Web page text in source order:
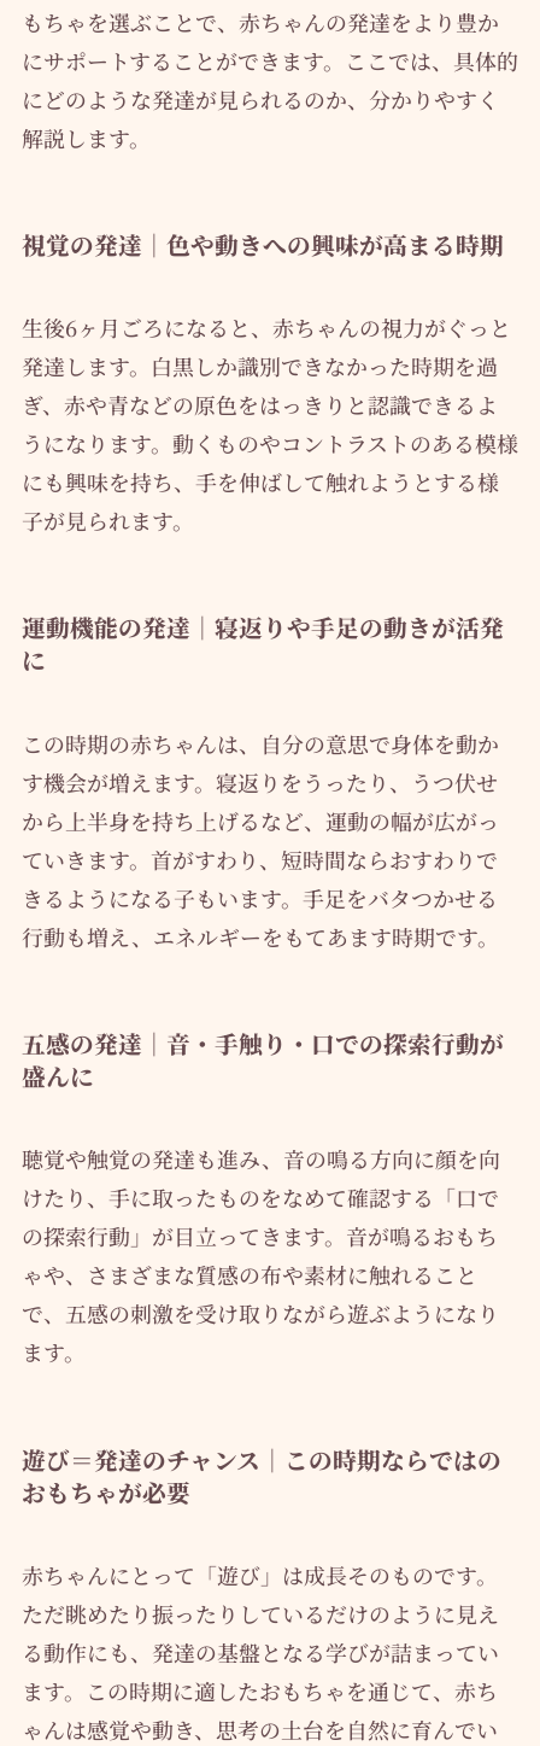
もちゃを選ぶことで、赤ちゃんの発達をより豊か
にサポートすることができます。ここでは、具体的
にどのような発達が見られるのか、分かりやすく
解説します。
視覚の発達｜色や動きへの興味が高まる時期
生後6ヶ月ごろになると、赤ちゃんの視力がぐっと
発達します。白黒しか識別できなかった時期を過
ぎ、赤や青などの原色をはっきりと認識できるよ
うになります。動くものやコントラストのある模様
にも興味を持ち、手を伸ばして触れようとする様
子が見られます。
運動機能の発達｜寝返りや手足の動きが活発
に
この時期の赤ちゃんは、自分の意思で身体を動か
す機会が増えます。寝返りをうったり、うつ伏せ
から上半身を持ち上げるなど、運動の幅が広がっ
ていきます。首がすわり、短時間ならおすわりで
きるようになる子もいます。手足をバタつかせる
行動も増え、エネルギーをもてあます時期です。
五感の発達｜音・手触り・口での探索行動が
盛んに
聴覚や触覚の発達も進み、音の鳴る方向に顔を向
けたり、手に取ったものをなめて確認する「口で
の探索行動」が目立ってきます。音が鳴るおもち
ゃや、さまざまな質感の布や素材に触れること
で、五感の刺激を受け取りながら遊ぶようになり
ます。
遊び＝発達のチャンス｜この時期ならではの
おもちゃが必要
赤ちゃんにとって「遊び」は成長そのものです。
ただ眺めたり振ったりしているだけのように見え
る動作にも、発達の基盤となる学びが詰まってい
ます。この時期に適したおもちゃを通じて、赤ち
ゃんは感覚や動き、思考の土台を自然に育んでい